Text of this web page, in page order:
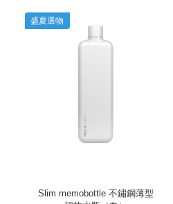
盛夏選物
Slim memobottle 不鏽鋼薄型